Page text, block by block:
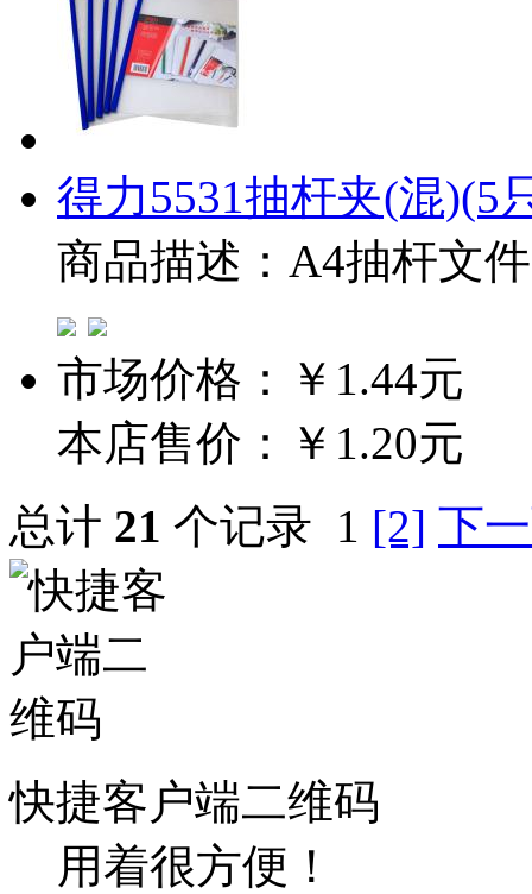
得力5531抽杆夹(混)(5
商品描述：A4抽杆文
市场价格：
￥1.44元
本店售价：
￥1.20元
总计 21 个记录 1 [2] 下
快捷客户端二维码
用着很方便！